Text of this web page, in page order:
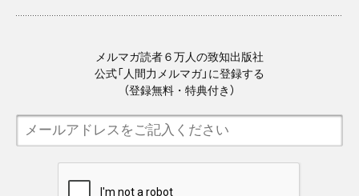
メルマガ読者６万人の致知出版社
公式「人間力メルマガ」に登録する
（登録無料・特典付き）